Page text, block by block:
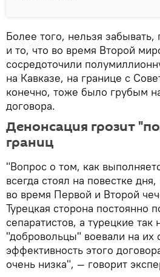
Более того, нельзя
и то, что во время Второй
сосредоточили
на Кавказе, на границе с
конечно, тоже было грубым
договора.
Денонсация грозит
границ
"Вопрос о том, как
всегда стоял на повестке
во время Первой и Второй
Турецкая сторона постоянно
сепаратистов, а турецкие
"добровольцы" воевали на их
эффективность этого
очень низка", — говорит